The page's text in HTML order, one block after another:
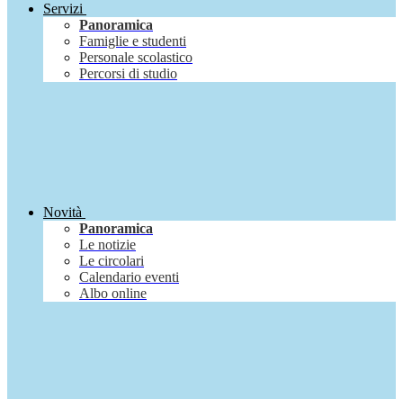
Servizi
Panoramica
Famiglie e studenti
Personale scolastico
Percorsi di studio
Novità
Panoramica
Le notizie
Le circolari
Calendario eventi
Albo online